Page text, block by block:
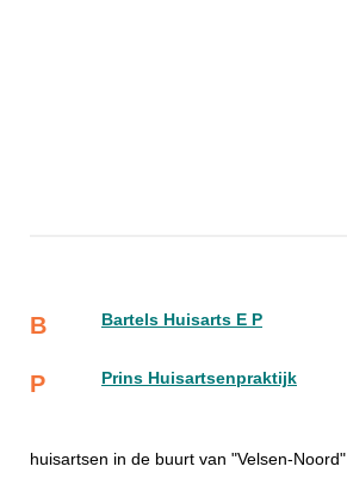
B Bartels Huisarts E P
P Prins Huisartsenpraktijk
huisartsen in de buurt van "Velsen-Noord"